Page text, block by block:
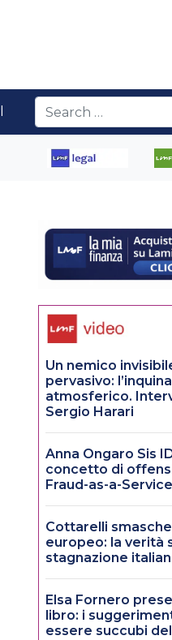
Un nemico
pervasivo:
atmosferico.
Sergio Harari
Anna Ongaro Sis
concetto di
Fraud-as-a-
Cottarelli
europeo: la verità
stagnazione
Elsa Fornero
libro: i
essere succubi